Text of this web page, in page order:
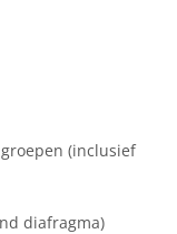
(inclusief
diafragma)